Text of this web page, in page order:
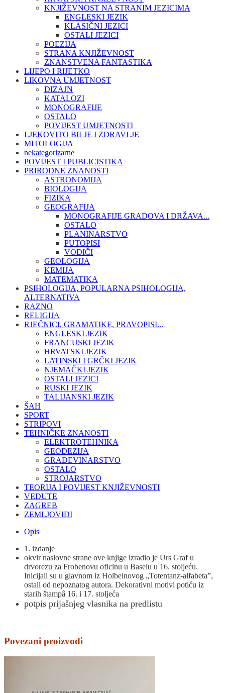
KNJIŽEVNOST NA STRANIM JEZICIMA
ENGLESKI JEZIK
KLASIČNI JEZICI
OSTALI JEZICI
POEZIJA
STRANA KNJIŽEVNOST
ZNANSTVENA FANTASTIKA
LIJEPO I RIJETKO
LIKOVNA UMJETNOST
DIZAJN
KATALOZI
MONOGRAFIJE
OSTALO
POVIJEST UMJETNOSTI
LJEKOVITO BILJE I ZDRAVLJE
MITOLOGIJA
nekategorizarne
POVIJEST I PUBLICISTIKA
PRIRODNE ZNANOSTI
ASTRONOMIJA
BIOLOGIJA
FIZIKA
GEOGRAFIJA
MONOGRAFIJE GRADOVA I DRŽAVA...
OSTALO
PLANINARSTVO
PUTOPISI
VODIČI
GEOLOGIJA
KEMIJA
MATEMATIKA
PSIHOLOGIJA, POPULARNA PSIHOLOGIJA,
ALTERNATIVA
RAZNO
RELIGIJA
RJEČNICI, GRAMATIKE, PRAVOPISI...
ENGLESKI JEZIK
FRANCUSKI JEZIK
HRVATSKI JEZIK
LATINSKI I GRČKI JEZIK
NJEMAČKI JEZIK
OSTALI JEZICI
RUSKI JEZIK
TALIJANSKI JEZIK
ŠAH
SPORT
STRIPOVI
TEHNIČKE ZNANOSTI
ELEKTROTEHNIKA
GEODEZIJA
GRAĐEVINARSTVO
OSTALO
STROJARSTVO
TEORIJA I POVIJEST KNJIŽEVNOSTI
VEDUTE
ZAGREB
ZEMLJOVIDI
Opis
1. izdanje
okvir naslovne strane ove knjige izradio je Urs Graf u
drvorezu za Frobenovu oficinu u Baselu u 16. stoljeću.
Inicijali su u glavnom iz Holbeinovog „Totentanz-alfabeta”,
ostali od nepoznatog autora. Dekorativni motivi potiću iz
starih štampâ 16. i 17. stoljeća
potpis prijašnjeg vlasnika na predlistu
Povezani proizvodi